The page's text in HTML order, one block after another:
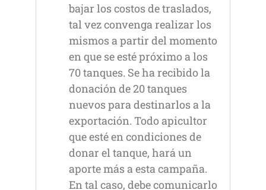
bajar los costos de traslados,
tal vez convenga realizar los
mismos a partir del momento
en que se esté próximo a los
70 tanques. Se ha recibido la
donación de 20 tanques
nuevos para destinarlos a la
exportación. Todo apicultor
que esté en condiciones de
donar el tanque, hará un
aporte más a esta campaña.
En tal caso, debe comunicarlo